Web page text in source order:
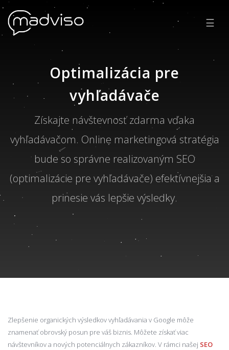
☰
Optimalizácia pre
vyhľadávače
Získajte návštevnosť zdarma vďaka
vyhľadávačom. Online marketingová stratégia
bude so správne realizovaným SEO
(optimalizácie pre vyhľadávače) efektívnejšia a
prinesie vás lepšie výsledky.
Zlepšenie organických výsledkov vyhľadávania v Google môže
znamenať obrovský posun pre váš biznis. Môžete získať viac
návštevníkov a nových potenciálnych zákazníkov. V rámci našej SEO